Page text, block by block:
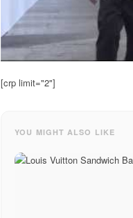
[crp limit="2"]
YOU MIGHT ALSO LIKE